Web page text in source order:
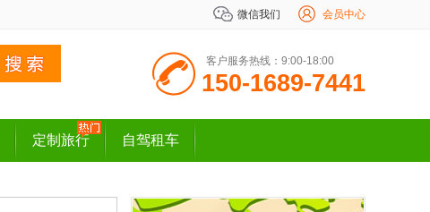
微信我们 会员中心
客户服务热线：9:00-18:00
150-1689-7441
定制旅行 自驾租车